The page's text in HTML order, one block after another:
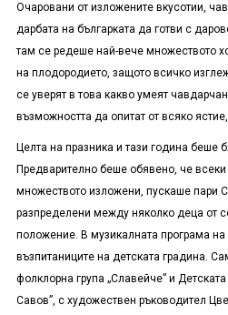
Очаровани от изложените вкусотии,
дарбата на българката да готви с
там се редеше най-вече множеството
на плодородието, защото всичко
се уверят в това какво умеят
възможността да опитат от всяко
Целта на празника и тази година беше
Предварително беше обявено, че
множеството изложени, пускаше пари
разпределени между няколко деца от
положение. В музикалната програма
възпитаниците на детската градина.
фолклорна група „Славейче” и
Савов”, с художествен ръководител